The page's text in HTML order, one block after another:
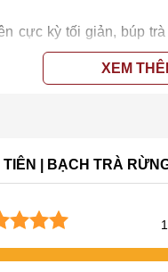
cực kỳ tối giản, búp
thoáng khí, sau đósấy
tối đa các hợp chất tự
mạp, được bao
nhẹ nhàng và tinh
mùi mật ong, hương trái
XEM
| BẠCH TRÀ
trên 5
1